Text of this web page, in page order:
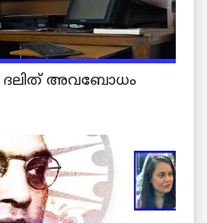
ദലിത് അവബോധം